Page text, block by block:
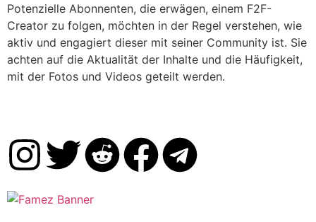
Potenzielle Abonnenten, die erwägen, einem F2F-
Creator zu folgen, möchten in der Regel verstehen, wie
aktiv und engagiert dieser mit seiner Community ist. Sie
achten auf die Aktualität der Inhalte und die Häufigkeit,
mit der Fotos und Videos geteilt werden.